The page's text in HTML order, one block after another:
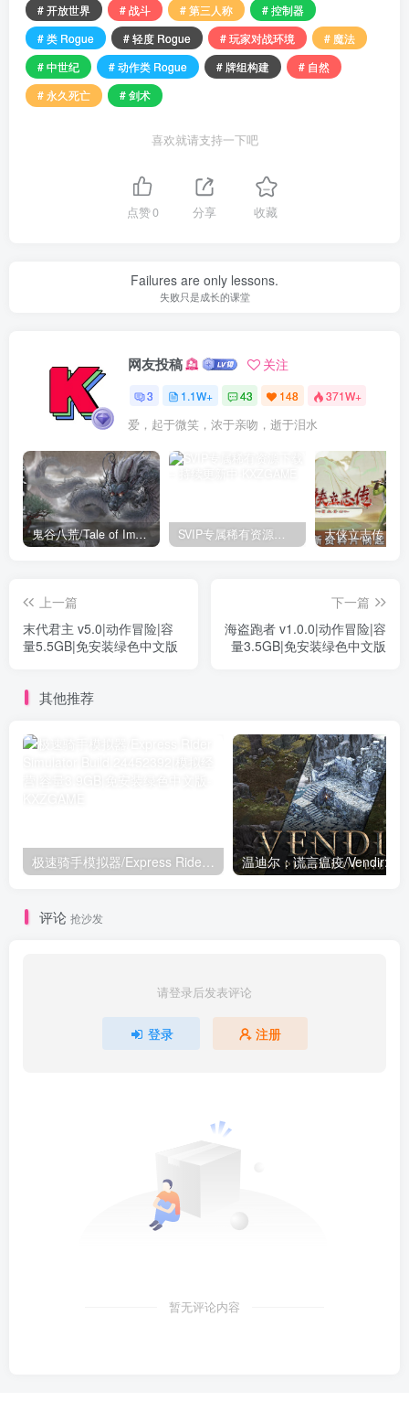
# 开放世界
# 战斗 # 第三人称
# 控制器
# 类 Rogue
# 轻度 Rogue # 玩家对战环境
# 魔法
# 中世纪
# 动作类 Rogue # 牌组构建
# 自然
# 永久死亡
# 剑术
喜欢就请支持一下吧
点赞0 分享 收藏
Failures are only lessons.
失败只是成长的课堂
网友投稿 关注
3 1.1W+ 43 148 371W+
爱，起于微笑，浓于亲吻，逝于泪水
鬼谷八荒/Tale of Immortal v1.2.105.259|角色扮演|容量27.4GB|免安装绿色中文版 SVIP专属稀有资源下载 – 持续更新中
上一篇
末代君主 v5.0|动作冒险|容
量5.5GB|免安装绿色中文版
下一篇
海盗跑者 v1.0.0|动作冒险|容
量3.5GB|免安装绿色中文版
其他推荐
评论 抢沙发
请登录后发表评论
登录 注册
暂无评论内容